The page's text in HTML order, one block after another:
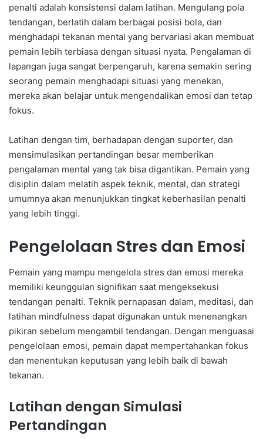
penalti adalah konsistensi dalam latihan. Mengulang pola
tendangan, berlatih dalam berbagai posisi bola, dan
menghadapi tekanan mental yang bervariasi akan membuat
pemain lebih terbiasa dengan situasi nyata. Pengalaman di
lapangan juga sangat berpengaruh, karena semakin sering
seorang pemain menghadapi situasi yang menekan,
mereka akan belajar untuk mengendalikan emosi dan tetap
fokus.
Latihan dengan tim, berhadapan dengan suporter, dan
mensimulasikan pertandingan besar memberikan
pengalaman mental yang tak bisa digantikan. Pemain yang
disiplin dalam melatih aspek teknik, mental, dan strategi
umumnya akan menunjukkan tingkat keberhasilan penalti
yang lebih tinggi.
Pengelolaan Stres dan Emosi
Pemain yang mampu mengelola stres dan emosi mereka
memiliki keunggulan signifikan saat mengeksekusi
tendangan penalti. Teknik pernapasan dalam, meditasi, dan
latihan mindfulness dapat digunakan untuk menenangkan
pikiran sebelum mengambil tendangan. Dengan menguasai
pengelolaan emosi, pemain dapat mempertahankan fokus
dan menentukan keputusan yang lebih baik di bawah
tekanan.
Latihan dengan Simulasi
Pertandingan